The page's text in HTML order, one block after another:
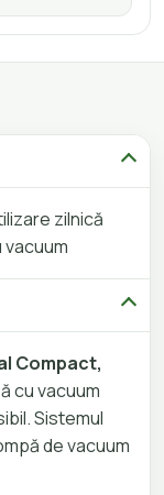
zilnică
Compact,
cu vacuum
Sistemul
de vacuum